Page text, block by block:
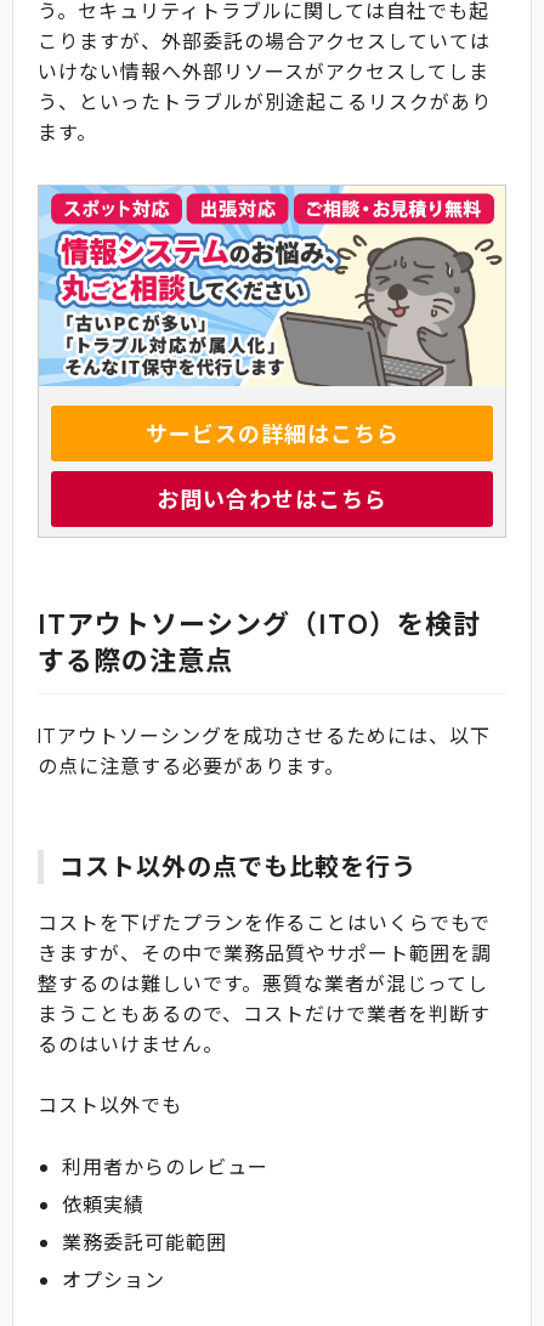
う。セキュリティトラブルに関しては自社でも起
こりますが、外部委託の場合アクセスしていては
いけない情報へ外部リソースがアクセスしてしま
う、といったトラブルが別途起こるリスクがあり
ます。
サービスの詳細はこちら
お問い合わせはこちら
ITアウトソーシング（ITO）を検討
する際の注意点
ITアウトソーシングを成功させるためには、以下
の点に注意する必要があります。
コスト以外の点でも比較を行う
コストを下げたプランを作ることはいくらでもで
きますが、その中で業務品質やサポート範囲を調
整するのは難しいです。悪質な業者が混じってし
まうこともあるので、コストだけで業者を判断す
るのはいけません。
コスト以外でも
利用者からのレビュー
依頼実績
業務委託可能範囲
オプション